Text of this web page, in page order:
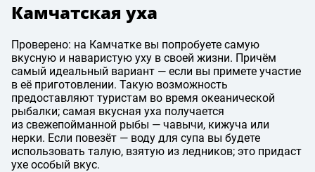
Камчатская уха
Проверено: на Камчатке вы попробуете самую
вкусную и наваристую уху в своей жизни. Причём
самый идеальный вариант — если вы примете участие
в её приготовлении. Такую возможность
предоставляют туристам во время океанической
рыбалки; самая вкусная уха получается
из свежепойманной рыбы — чавычи, кижуча или
нерки. Если повезёт — воду для супа вы будете
использовать талую, взятую из ледников; это придаст
ухе особый вкус.